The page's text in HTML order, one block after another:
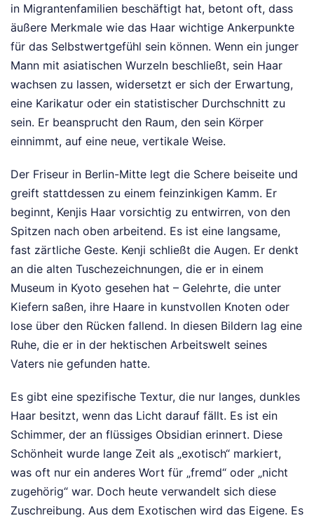
in Migrantenfamilien beschäftigt hat, betont oft, dass
äußere Merkmale wie das Haar wichtige Ankerpunkte
für das Selbstwertgefühl sein können. Wenn ein junger
Mann mit asiatischen Wurzeln beschließt, sein Haar
wachsen zu lassen, widersetzt er sich der Erwartung,
eine Karikatur oder ein statistischer Durchschnitt zu
sein. Er beansprucht den Raum, den sein Körper
einnimmt, auf eine neue, vertikale Weise.
Der Friseur in Berlin-Mitte legt die Schere beiseite und
greift stattdessen zu einem feinzinkigen Kamm. Er
beginnt, Kenjis Haar vorsichtig zu entwirren, von den
Spitzen nach oben arbeitend. Es ist eine langsame,
fast zärtliche Geste. Kenji schließt die Augen. Er denkt
an die alten Tuschezeichnungen, die er in einem
Museum in Kyoto gesehen hat – Gelehrte, die unter
Kiefern saßen, ihre Haare in kunstvollen Knoten oder
lose über den Rücken fallend. In diesen Bildern lag eine
Ruhe, die er in der hektischen Arbeitswelt seines
Vaters nie gefunden hatte.
Es gibt eine spezifische Textur, die nur langes, dunkles
Haar besitzt, wenn das Licht darauf fällt. Es ist ein
Schimmer, der an flüssiges Obsidian erinnert. Diese
Schönheit wurde lange Zeit als „exotisch“ markiert,
was oft nur ein anderes Wort für „fremd“ oder „nicht
zugehörig“ war. Doch heute verwandelt sich diese
Zuschreibung. Aus dem Exotischen wird das Eigene. Es